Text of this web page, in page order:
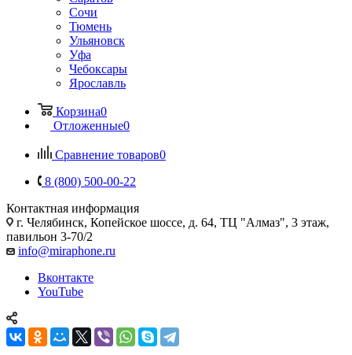
Сочи
Тюмень
Ульяновск
Уфа
Чебоксары
Ярославль
Корзина0
Отложенные0
Сравнение товаров0
8 (800) 500-00-22
Контактная информация
г. Челябинск, Копейское шоссе, д. 64, ТЦ "Алмаз", 3 этаж,
павильон 3-70/2
info@miraphone.ru
Вконтакте
YouTube